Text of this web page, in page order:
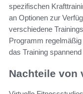
spezifischen
an Optionen zur
verschiedene
Programm
das Training
Nachteile von